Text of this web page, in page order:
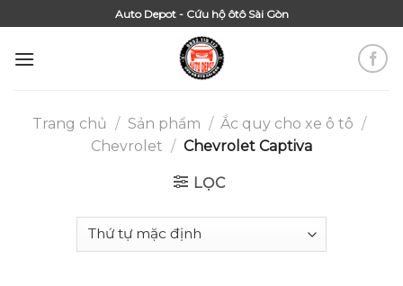
to
content
Auto Depot - Cứu hộ ôtô Sài Gòn
Trang chủ / Sản phẩm / Ắc quy cho xe ô tô /
Chevrolet / Chevrolet Captiva
LỌC